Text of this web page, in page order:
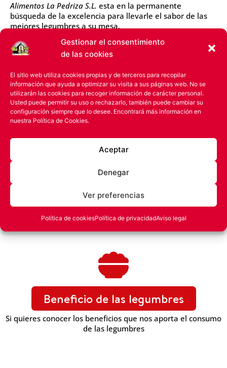
Gestionar el consentimiento
de las cookies
El sitio web utiliza cookies propias y de terceros para recopilar
información que ayuda a optimizar su visita a sus páginas web. No se
utilizarán las cookies para recoger información de carácter personal.
Usted puede permitir su uso o rechazarlo, también puede cambiar su
configuración siempre que lo desee. Encontrará más información en
nuestra Política de Cookies.
Aceptar
Denegar
Ver preferencias
Política de cookiesPolítica de privacidadAviso legal
Alimentos La Pedriza S.L. esta en la permanente
búsqueda de la excelencia para llevarle el sabor de las
mejores legumbres a su mesa.
Beneficio de las legumbres
Si quieres conocer los beneficios que nos aporta el consumo
de las legumbres